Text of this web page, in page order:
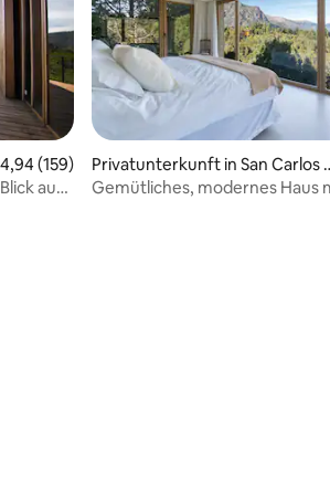
Bewertung: 4,94 von 5,
4,94 (159)
auf
Privatunterkunft in San Carlos
Bariloche
Gemütliches, modernes Haus